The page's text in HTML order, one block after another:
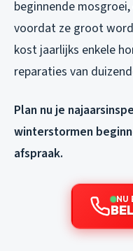
beginnende
voordat ze groot
kost jaarlijks enkele
reparaties van
Plan nu je
winterstormen
afspraak.
NU